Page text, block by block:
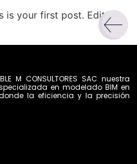
is your first post. Edit or
M CONSULTORES SAC nuestra
en modelado BIM en
la eficiencia y la precisión